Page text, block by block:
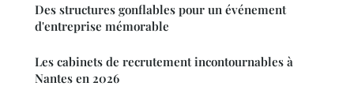
Des structures gonflables pour un événement
d'entreprise mémorable
Les cabinets de recrutement incontournables à
Nantes en 2026